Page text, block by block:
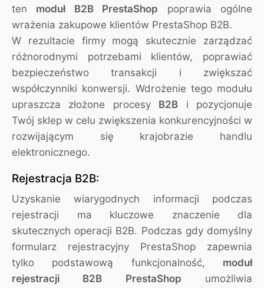
ten moduł B2B PrestaShop poprawia ogólne
wrażenia zakupowe klientów PrestaShop B2B.
W rezultacie firmy mogą skutecznie zarządzać
różnorodnymi potrzebami klientów, poprawiać
bezpieczeństwo transakcji i zwiększać
współczynniki konwersji. Wdrożenie tego modułu
upraszcza złożone procesy B2B i pozycjonuje
Twój sklep w celu zwiększenia konkurencyjności w
rozwijającym się krajobrazie handlu
elektronicznego.
Rejestracja B2B:
Uzyskanie wiarygodnych informacji podczas
rejestracji ma kluczowe znaczenie dla
skutecznych operacji B2B. Podczas gdy domyślny
formularz rejestracyjny PrestaShop zapewnia
tylko podstawową funkcjonalność, moduł
rejestracji B2B PrestaShop umożliwia